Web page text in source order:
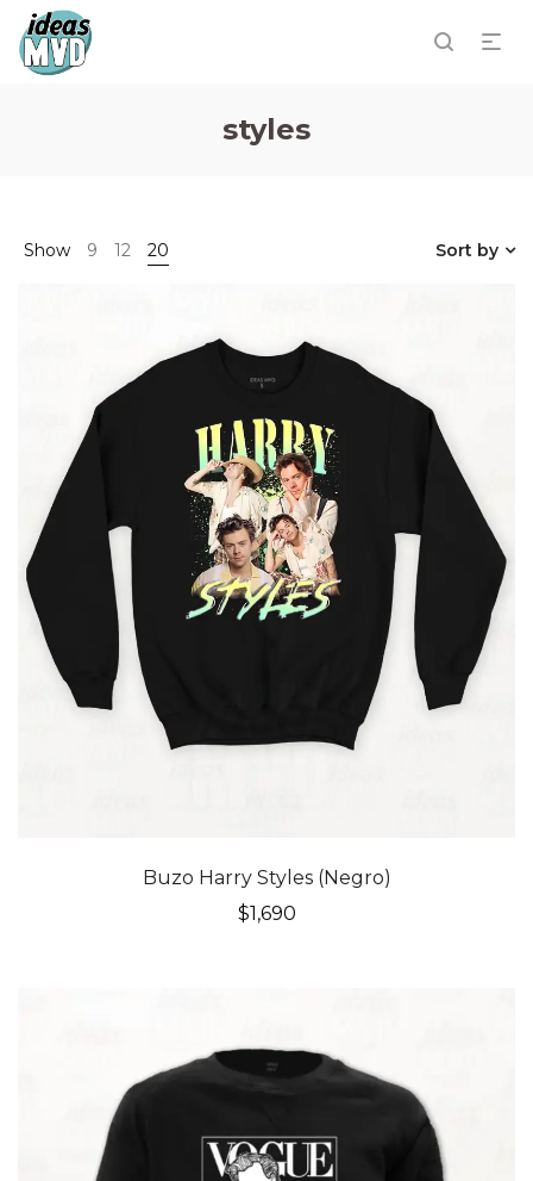
styles
Show 9 12 20 Sort by
Buzo Harry Styles (Negro)
$1,690